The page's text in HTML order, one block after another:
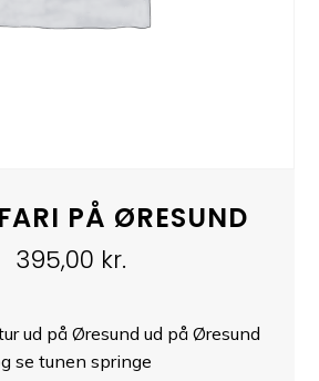
PÅ ØRESUND
395,00 kr.
ud på Øresund ud på Øresund
se tunen springe